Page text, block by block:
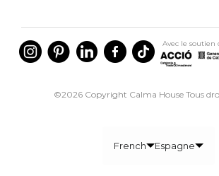
Avec le soutien
©2026 Copyright Calma House Tous
French Espagne